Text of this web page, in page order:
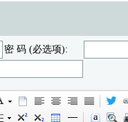
密 码 (必选项):